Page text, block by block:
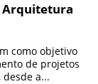
Arquitetura
como objetivo
de projetos
a...